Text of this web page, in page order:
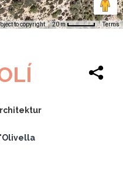
to copyright 20 m Terms